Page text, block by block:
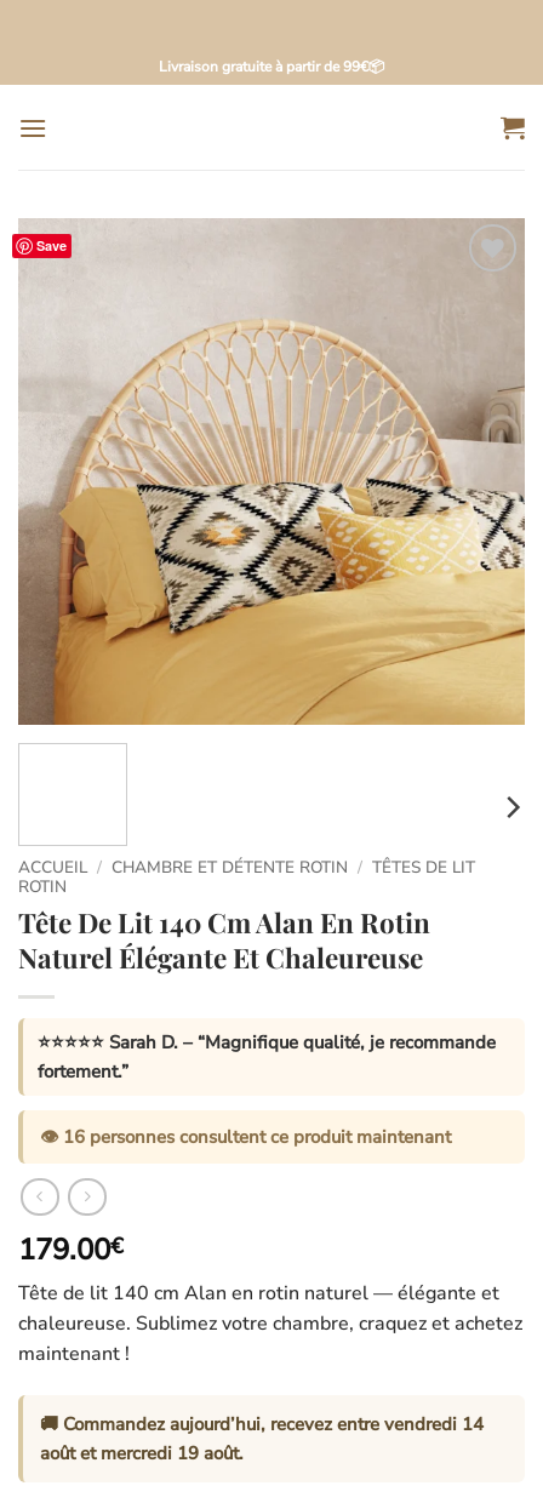
au
contenu
Livraison gratuite à partir de 99€📦
Save
ACCUEIL / CHAMBRE ET DÉTENTE ROTIN / TÊTES DE LIT
ROTIN
Tête De Lit 140 Cm Alan En Rotin
Naturel Élégante Et Chaleureuse
⭐⭐⭐⭐⭐ Sarah D. – “Magnifique qualité, je recommande
fortement.”
👁️ 16 personnes consultent ce produit maintenant
179.00€
Tête de lit 140 cm Alan en rotin naturel — élégante et
chaleureuse. Sublimez votre chambre, craquez et achetez
maintenant !
🚚 Commandez aujourd’hui, recevez entre vendredi 14
aoûtet mercredi 19 août.